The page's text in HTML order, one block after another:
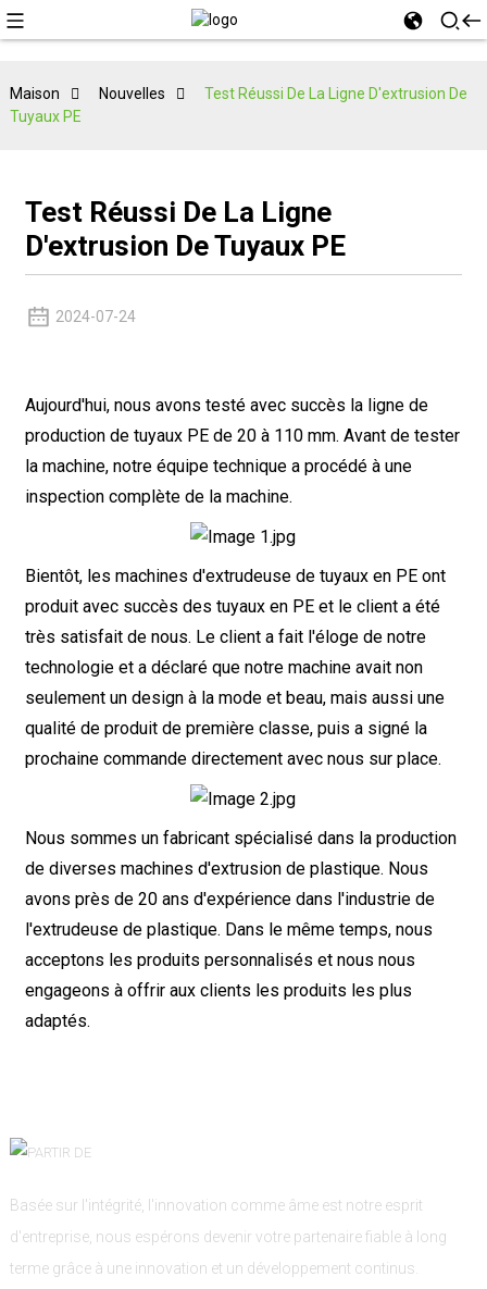
Maison Nouvelles
Test Réussi De La Ligne D'extrusion De
Tuyaux PE
Test Réussi De La Ligne
D'extrusion De Tuyaux PE
2024-07-24
Aujourd'hui, nous avons testé avec succès la ligne de
production de tuyaux PE de 20 à 110 mm. Avant de tester
la machine, notre équipe technique a procédé à une
inspection complète de la machine.
Bientôt, les machines d'extrudeuse de tuyaux en PE ont
produit avec succès des tuyaux en PE et le client a été
très satisfait de nous. Le client a fait l'éloge de notre
technologie et a déclaré que notre machine avait non
seulement un design à la mode et beau, mais aussi une
qualité de produit de première classe, puis a signé la
prochaine commande directement avec nous sur place.
Nous sommes un fabricant spécialisé dans la production
de diverses machines d'extrusion de plastique. Nous
avons près de 20 ans d'expérience dans l'industrie de
l'extrudeuse de plastique. Dans le même temps, nous
acceptons les produits personnalisés et nous nous
engageons à offrir aux clients les produits les plus
adaptés.
Basée sur l'intégrité, l'innovation comme âme est notre esprit
d'entreprise, nous espérons devenir votre partenaire fiable à long
terme grâce à une innovation et un développement continus.